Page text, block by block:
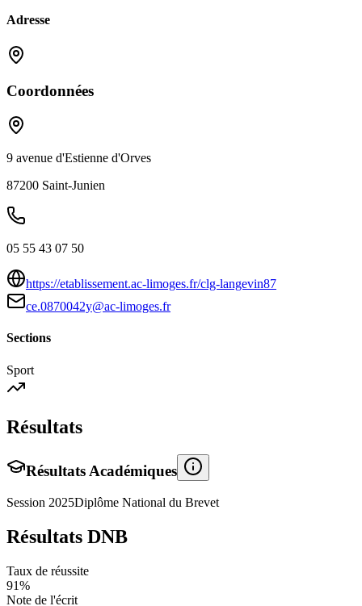
Adresse
Coordonnées
9 avenue d'Estienne d'Orves
87200 Saint-Junien
05 55 43 07 50
https://etablissement.ac-limoges.fr/clg-langevin87
ce.0870042y@ac-limoges.fr
Sections
Sport
Résultats
Résultats Académiques
Session 2025Diplôme National du Brevet
Résultats DNB
Taux de réussite
91%
Note de l'écrit